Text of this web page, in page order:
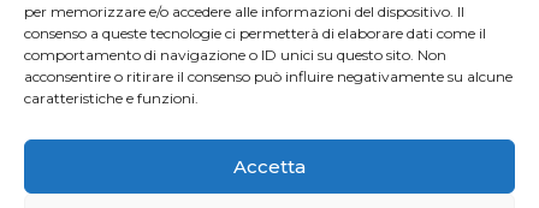
per memorizzare e/o accedere alle informazioni del dispositivo. Il
consenso a queste tecnologie ci permetterà di elaborare dati come il
comportamento di navigazione o ID unici su questo sito. Non
acconsentire o ritirare il consenso può influire negativamente su alcune
caratteristiche e funzioni.
Accetta
Raccoglitori di Fine Linea
Ricerca
Ricerca avanzata
Catalogo fornitori